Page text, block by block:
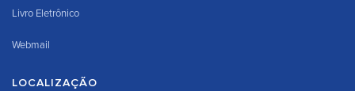
Livro Eletrônico
Webmail
LOCALIZAÇÃO